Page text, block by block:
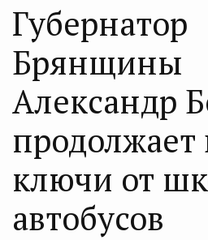
Губернатор
Брянщины
Александр
продолжает
ключи от
автобусов